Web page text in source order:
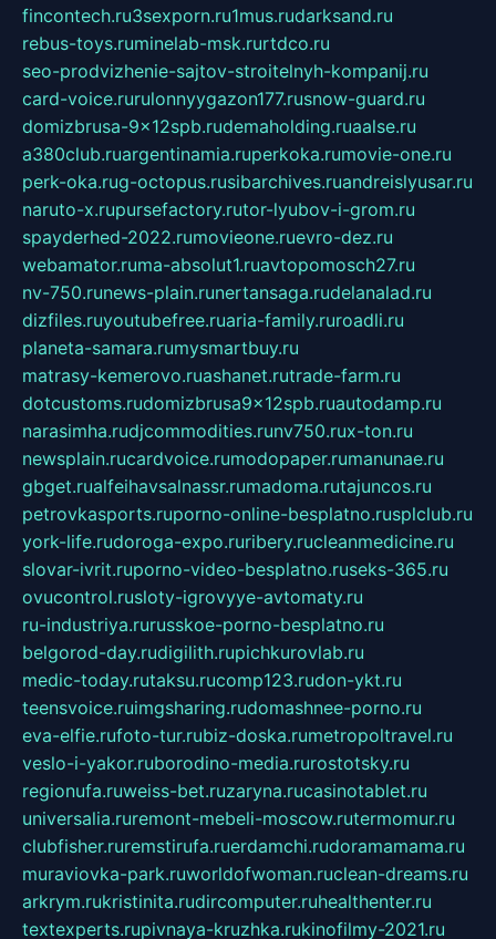
fincontech.ru3sexporn.ru1mus.rudarksand.ru
rebus-toys.ruminelab-msk.rurtdco.ru
seo-prodvizhenie-sajtov-stroitelnyh-kompanij.ru
card-voice.rurulonnyygazon177.rusnow-guard.ru
domizbrusa-9x12spb.rudemaholding.ruaalse.ru
a380club.ruargentinamia.ruperkoka.rumovie-one.ru
perk-oka.rug-octopus.rusibarchives.ruandreislyusar.ru
naruto-x.rupursefactory.rutor-lyubov-i-grom.ru
spayderhed-2022.rumovieone.ruevro-dez.ru
webamator.ruma-absolut1.ruavtopomosch27.ru
nv-750.runews-plain.runertansaga.rudelanalad.ru
dizfiles.ruyoutubefree.ruaria-family.ruroadli.ru
planeta-samara.rumysmartbuy.ru
matrasy-kemerovo.ruashanet.rutrade-farm.ru
dotcustoms.rudomizbrusa9x12spb.ruautodamp.ru
narasimha.rudjcommodities.runv750.rux-ton.ru
newsplain.rucardvoice.rumodopaper.rumanunae.ru
gbget.rualfeihavsalnassr.rumadoma.rutajuncos.ru
petrovkasports.ruporno-online-besplatno.rusplclub.ru
york-life.rudoroga-expo.ruribery.rucleanmedicine.ru
slovar-ivrit.ruporno-video-besplatno.ruseks-365.ru
ovucontrol.rusloty-igrovyye-avtomaty.ru
ru-industriya.rurusskoe-porno-besplatno.ru
belgorod-day.rudigilith.rupichkurovlab.ru
medic-today.rutaksu.rucomp123.rudon-ykt.ru
teensvoice.ruimgsharing.rudomashnee-porno.ru
eva-elfie.rufoto-tur.rubiz-doska.rumetropoltravel.ru
veslo-i-yakor.ruborodino-media.rurostotsky.ru
regionufa.ruweiss-bet.ruzaryna.rucasinotablet.ru
universalia.ruremont-mebeli-moscow.rutermomur.ru
clubfisher.ruremstirufa.ruerdamchi.rudoramamama.ru
muraviovka-park.ruworldofwoman.ruclean-dreams.ru
arkrym.rukristinita.rudircomputer.ruhealthenter.ru
textexperts.rupivnaya-kruzhka.rukinofilmy-2021.ru